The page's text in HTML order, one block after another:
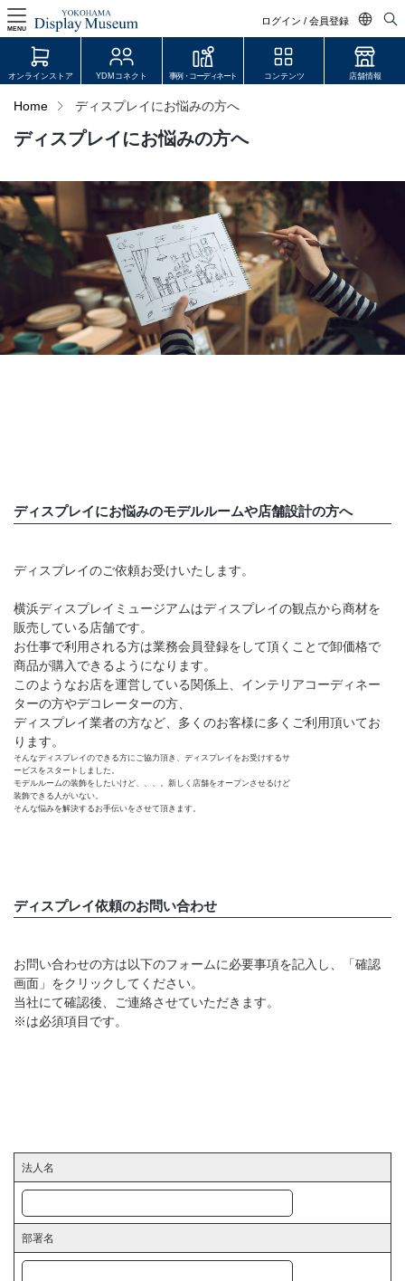
ログイン / 会員登録
日本語
MENU
ログイン・会員登録
オンラインストア
YDM Connect
会員登録・取引申請
リンク
採用情報
お問い合わせ
プライバシーポリシー
OFFICIAL SNS
オンラインストア YDMコネクト 事例・コーディネート コンテンツ 店舗情報
Home ディスプレイにお悩みの方へ
ディスプレイにお悩みの方へ
ディスプレイにお悩みのモデルルームや店舗設計の方へ
ディスプレイのご依頼お受けいたします。
横浜ディスプレイミュージアムはディスプレイの観点から商材を
販売している店舗です。
お仕事で利用される方は業務会員登録をして頂くことで卸価格で
商品が購入できるようになります。
このようなお店を運営している関係上、インテリアコーディネー
ターの方やデコレーターの方、
ディスプレイ業者の方など、多くのお客様に多くご利用頂いてお
ります。
そんなディスプレイのできる方にご協力頂き、ディスプレイをお受けするサ
ービスをスタートしました。
モデルルームの装飾をしたいけど、、、。新しく店舗をオープンさせるけど
装飾できる人がいない。
そんな悩みを解決するお手伝いをさせて頂きます。
ディスプレイ依頼のお問い合わせ
お問い合わせの方は以下のフォームに必要事項を記入し、「確認
画面」をクリックしてください。
当社にて確認後、ご連絡させていただきます。
※は必須項目です。
法人名
部署名